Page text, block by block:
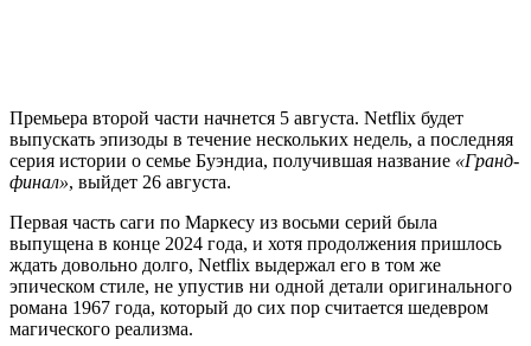
Премьера второй части начнется 5 августа. Netflix будет
выпускать эпизоды в течение нескольких недель, а последняя
серия истории о семье Буэндиа, получившая название «Гранд-
финал», выйдет 26 августа.
Первая часть саги по Маркесу из восьми серий была
выпущена в конце 2024 года, и хотя продолжения пришлось
ждать довольно долго, Netflix выдержал его в том же
эпическом стиле, не упустив ни одной детали оригинального
романа 1967 года, который до сих пор считается шедевром
магического реализма.